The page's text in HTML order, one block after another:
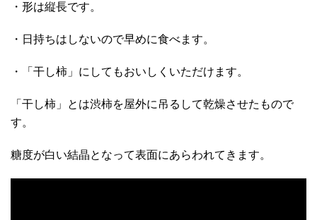
・形は縦長です。
・日持ちはしないので早めに食べます。
・「干し柿」にしてもおいしくいただけます。
「干し柿」とは渋柿を屋外に吊るして乾燥させたもので
す。
糖度が白い結晶となって表面にあらわれてきます。